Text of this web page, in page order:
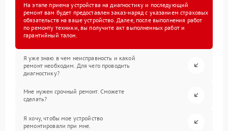
На этапе приема устройства на диагностику и последующий
ремонт вам будет предоставлен заказ-наряд с указанием страховых
обязательств на ваше устройство. Далее, после выполнения работ
по ремонту техники, вы получите акт выполненных работ и
гарантийный талон.
Я уже знаю в чем неисправность и какой
ремонт необходим. Для чего проводить
диагностику?
Мне нужен срочный ремонт. Сможете
сделать?
Я хочу, чтобы мое устройство
ремонтировали при мне.